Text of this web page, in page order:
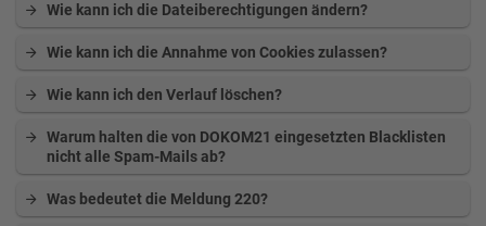
Wie kann ich die Dateiberechtigungen ändern?
Wie kann ich die Annahme von Cookies zulassen?
Wie kann ich den Verlauf löschen?
Warum halten die von DOKOM21 eingesetzten Blacklisten
nicht alle Spam-Mails ab?
Was bedeutet die Meldung 220?